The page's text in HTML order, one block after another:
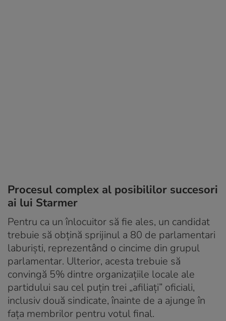
Procesul complex al posibililor succesori
ai lui Starmer
Pentru ca un înlocuitor să fie ales, un candidat
trebuie să obțină sprijinul a 80 de parlamentari
laburiști, reprezentând o cincime din grupul
parlamentar. Ulterior, acesta trebuie să
convingă 5% dintre organizațiile locale ale
partidului sau cel puțin trei „afiliați” oficiali,
inclusiv două sindicate, înainte de a ajunge în
fața membrilor pentru votul final.